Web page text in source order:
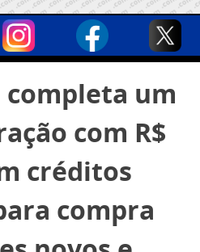
um
com R$
créditos
compra